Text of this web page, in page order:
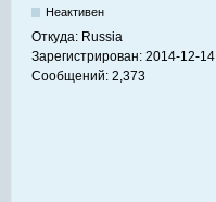
Неактивен
Откуда: Russia
Зарегистрирован: 2014-12-14
Сообщений: 2,373